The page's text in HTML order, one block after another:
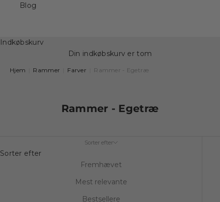
Blog
Indkøbskurv
Din indkøbskurv er tom
Hjem Rammer Farver Rammer - Egetræ
Rammer - Egetræ
Sorter efter
Sorter efter
Fremhævet
Mest relevante
Bestsellere